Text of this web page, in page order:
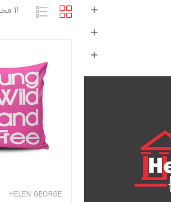



11 محصول وجود دارد
HELEN GEORGE